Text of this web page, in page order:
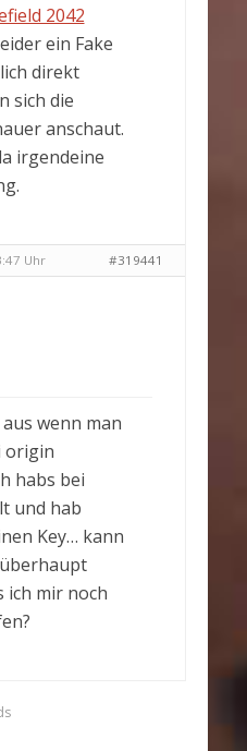
2042
ein Fake
direkt
sich die
anschaut.
irgendeine
Uhr #319441
wenn man
origin
habs bei
und hab
Key… kann
ich mir noch